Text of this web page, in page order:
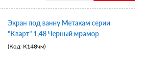
Экран под ванну Метакам серии
"Кварт" 1,48 Черный мрамор
(Код: К148чм)